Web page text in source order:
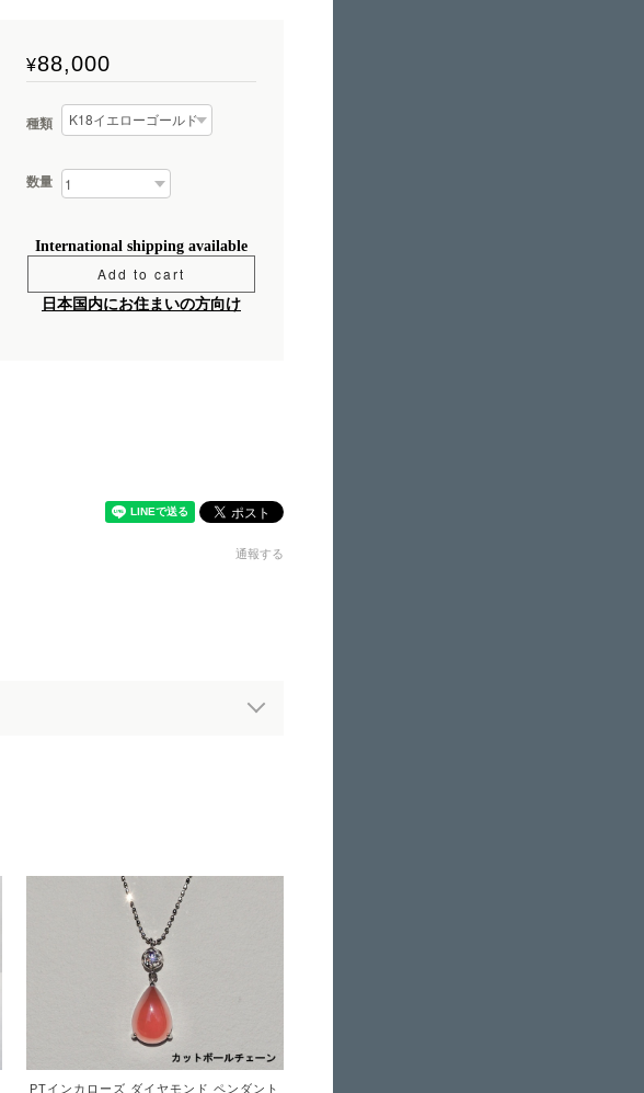
¥88,000
種類
数量
International shipping available
Add to cart
日本国内にお住まいの方向け
通報する
PTインカローズ ダイヤモンド ペンダント